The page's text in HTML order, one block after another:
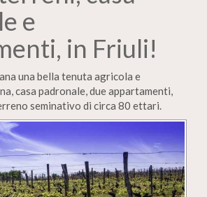
e
in Friuli!
una bella tenuta agricola e
casa padronale, due appartamenti,
seminativo di circa 80 ettari.